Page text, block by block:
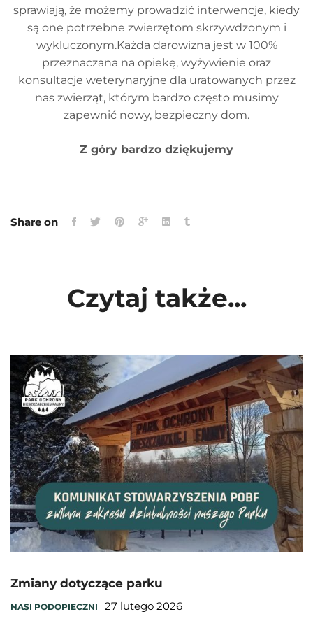
sprawiają, że możemy prowadzić interwencje, kiedy
są one potrzebne zwierzętom skrzywdzonym i
wykluczonym.Każda darowizna jest w 100%
przeznaczana na opiekę, wyżywienie oraz
konsultacje weterynaryjne dla uratowanych przez
nas zwierząt, którym bardzo często musimy
zapewnić nowy, bezpieczny dom.
Z góry bardzo dziękujemy
Share on
Czytaj także...
Zmiany dotyczące parku
NASI PODOPIECZNI 27 lutego 2026